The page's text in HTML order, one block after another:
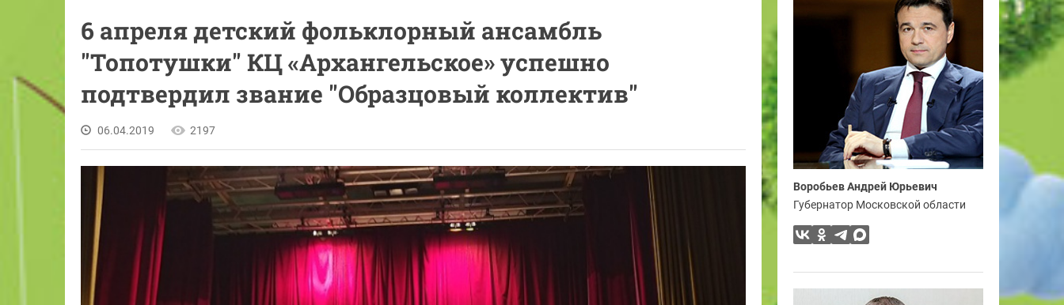
6 апреля детский фольклорный ансамбль
"Топотушки" КЦ «Архангельское» успешно
подтвердил звание "Образцовый коллектив"
06.04.2019 2197
Воробьев Андрей Юрьевич
Губернатор Московской области